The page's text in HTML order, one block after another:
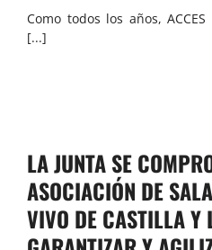
Como todos los años,
[...]
LA JUNTA SE
ASOCIACIÓN DE
VIVO DE CASTILLA Y